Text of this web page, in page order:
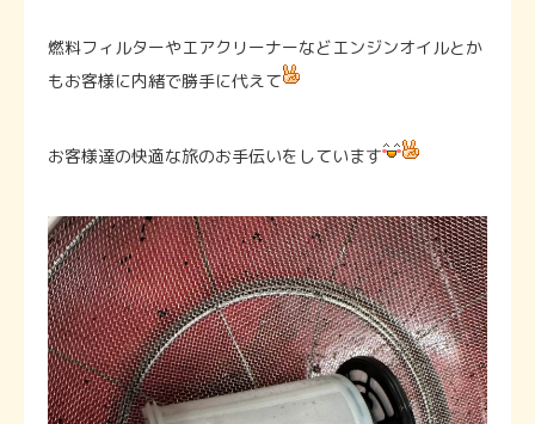
燃料フィルターやエアクリーナーなどエンジンオイルとか
もお客様に内緒で勝手に代えて
お客様達の快適な旅のお手伝いをしています